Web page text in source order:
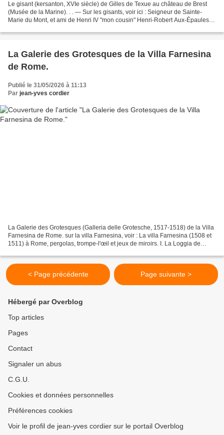
Le gisant (kersanton, XVIe siècle) de Gilles de Texue au château de Brest
(Musée de la Marine). . . — Sur les gisants, voir ici : Seigneur de Sainte-
Marie du Mont, et ami de Henri IV "mon cousin" Henri-Robert Aux-Épaules.
La Galerie des Grotesques de la Villa Farnesina
de Rome.
Publié le 31/05/2026 à 11:13
Par jean-yves cordier
La Galerie des Grotesques (Galleria delle Grotesche, 1517-1518) de la Villa
Farnesina de Rome. sur la villa Farnesina, voir : La villa Farnesina (1508 et
1511) à Rome, pergolas, trompe-l'œil et jeux de miroirs. I. La Loggia de
< Page précédente Page suivante >
Hébergé par Overblog
Top articles
Pages
Contact
Signaler un abus
C.G.U.
Cookies et données personnelles
Préférences cookies
Voir le profil de jean-yves cordier sur le portail Overblog